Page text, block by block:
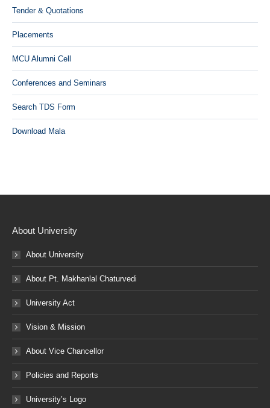
Tender & Quotations
Placements
MCU Alumni Cell
Conferences and Seminars
Search TDS Form
Download Mala
About University
About University
About Pt. Makhanlal Chaturvedi
University Act
Vision & Mission
About Vice Chancellor
Policies and Reports
University’s Logo